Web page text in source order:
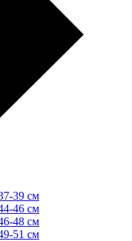
39 см
46 см
48 см
51 см